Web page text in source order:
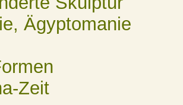
Ägyptomanie
Zeit